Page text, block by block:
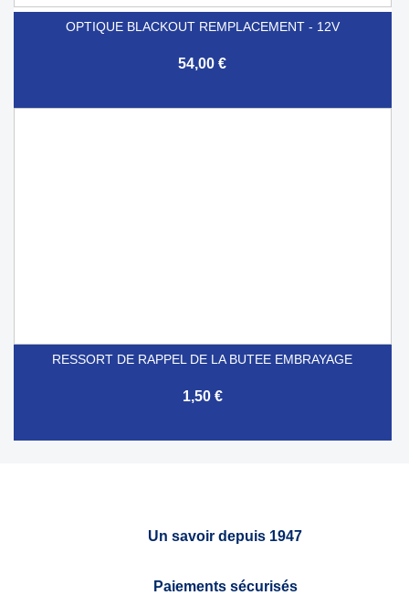
OPTIQUE BLACKOUT REMPLACEMENT - 12V
54,00 €
RESSORT DE RAPPEL DE LA BUTEE EMBRAYAGE
1,50 €
Un savoir depuis 1947
Paiements sécurisés